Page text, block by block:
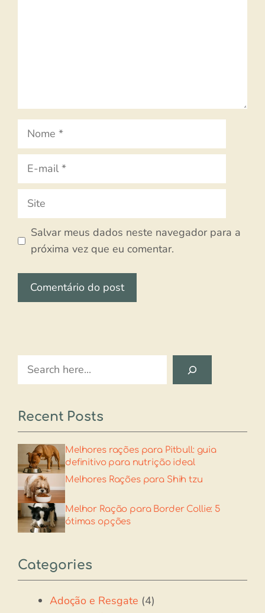
Nome
E-
Site
Salvar meus dados neste navegador para a
próxima vez que eu comentar.
Search
Recent Posts
Melhores rações para Pitbull: guia
definitivo para nutrição ideal
Melhores Rações para Shih tzu​
Melhor Ração para Border Collie: 5
ótimas opções
Categories
Adoção e Resgate (4)